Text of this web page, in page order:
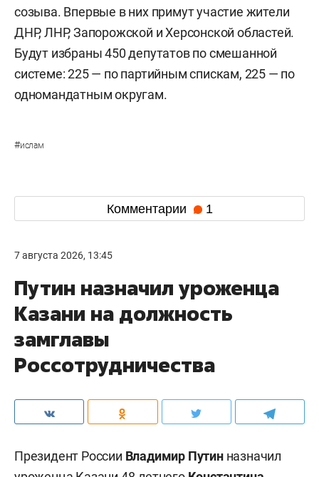
созыва. Впервые в них примут участие жители
ДНР, ЛНР, Запорожской и Херсонской областей.
Будут избраны 450 депутатов по смешанной
системе: 225 — по партийным спискам, 225 — по
одномандатным округам.
#ислам
Комментарии 1
7 августа 2026, 13:45
Путин назначил уроженца
Казани на должность
замглавы
Россотрудничества
Президент России Владимир Путинназначил